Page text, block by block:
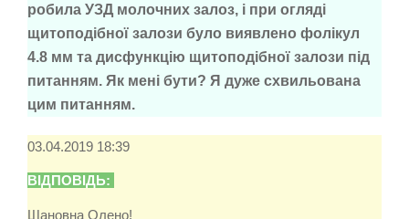
робила УЗД молочних залоз, і при огляді
щитоподібної залози було виявлено фолікул
4.8 мм та дисфункцію щитоподібної залози під
питанням. Як мені бути? Я дуже схвильована
цим питанням.
03.04.2019 18:39
ВІДПОВІДЬ:
Шановна Олено!